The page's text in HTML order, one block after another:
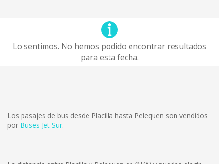
Lo sentimos. No hemos podido encontrar resultados
para esta fecha.
Los pasajes de bus desde Placilla hasta Pelequen son vendidos
por Buses Jet Sur.